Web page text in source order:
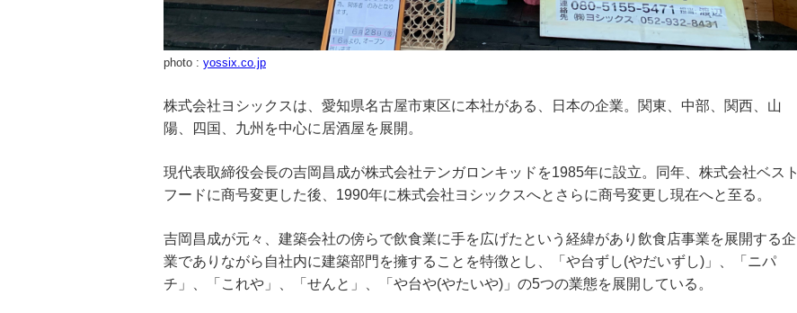
photo : yossix.co.jp
株式会社ヨシックスは、愛知県名古屋市東区に本社がある、日本の企業。関東、中部、関西、山
陽、四国、九州を中心に居酒屋を展開。
現代表取締役会長の吉岡昌成が株式会社テンガロンキッドを1985年に設立。同年、株式会社ベスト
フードに商号変更した後、1990年に株式会社ヨシックスへとさらに商号変更し現在へと至る。
吉岡昌成が元々、建築会社の傍らで飲食業に手を広げたという経緯があり飲食店事業を展開する企
業でありながら自社内に建築部門を擁することを特徴とし、「や台ずし(やだいずし)」、「ニパ
チ」、「これや」、「せんと」、「や台や(やたいや)」の5つの業態を展開している。